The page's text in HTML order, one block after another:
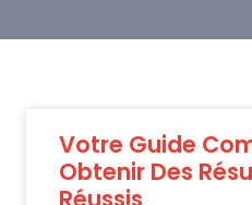
Votre Guide
Obtenir Des
Réussis